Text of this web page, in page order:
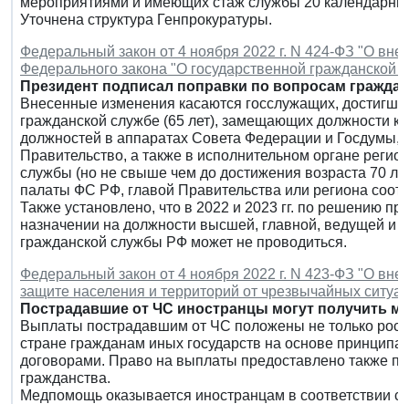
Уточнена структура Генпрокуратуры.
Федеральный закон от 4 ноября 2022 г. N 424-ФЗ "О
Федерального закона "О государственной гражданской
Президент подписал поправки по вопросам
Внесенные изменения касаются госслужащих,
гражданской службе (65 лет), замещающих должности
должностей в аппаратах Совета Федерации и Госдумы,
Правительство, а также в исполнительном органе
службы (но не свыше чем до достижения возраста 70
палаты ФС РФ, главой Правительства или региона
Также установлено, что в 2022 и 2023 гг. по решению
назначении на должности высшей, главной, ведущей и
гражданской службы РФ может не проводиться.
Федеральный закон от 4 ноября 2022 г. N 423-ФЗ "О
защите населения и территорий от чрезвычайных
Пострадавшие от ЧС иностранцы могут получить
Выплаты пострадавшим от ЧС положены не только
стране гражданам иных государств на основе
договорами. Право на выплаты предоставлено также
гражданства.
Медпомощь оказывается иностранцам в соответствии с